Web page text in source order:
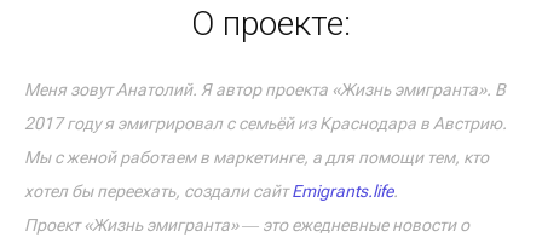
О проекте:
Меня зовут Анатолий. Я автор проекта «Жизнь эмигранта». В
2017 году я эмигрировал с семьёй из Краснодара в Австрию.
Мы с женой работаем в маркетинге, а для помощи тем, кто
хотел бы переехать, создали сайтEmigrants.life.
Проект «Жизнь эмигранта» ― это ежедневные новости о